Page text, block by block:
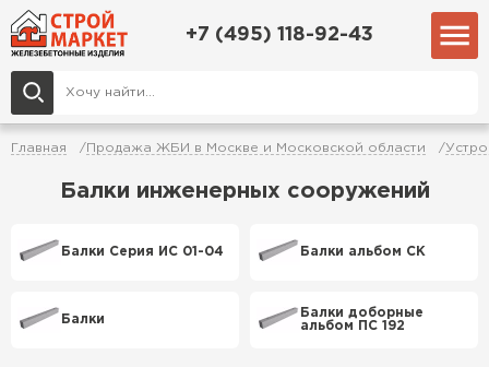
+7 (495) 118-92-43
Главная Продажа ЖБИ в Москве и Московской области
Балки инженерных сооружений
Балки Серия ИС 01-04 Балки альбом СК
Балки
Балки доборные
альбом ПС 192